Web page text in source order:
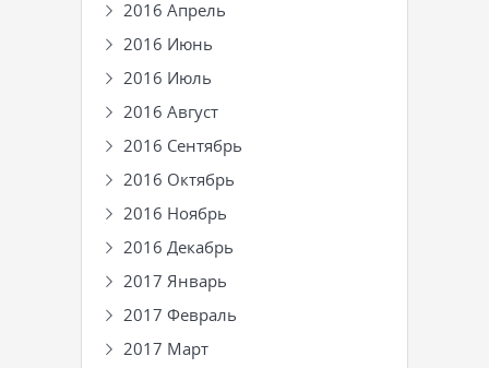
2016 Апрель
2016 Июнь
2016 Июль
2016 Август
2016 Сентябрь
2016 Октябрь
2016 Ноябрь
2016 Декабрь
2017 Январь
2017 Февраль
2017 Март